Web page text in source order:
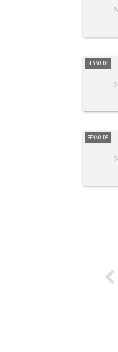
REYNOLDS
REYNOLDS